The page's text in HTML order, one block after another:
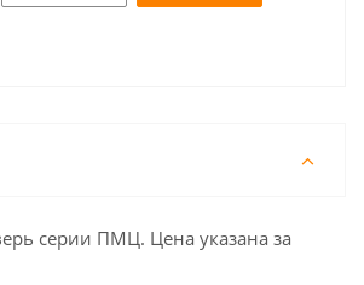
серии ПМЦ. Цена указана за